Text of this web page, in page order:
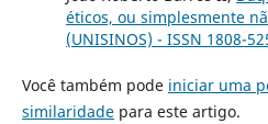
éticos, ou simplesmente
(UNISINOS) - ISSN 1808-
Você também pode iniciar uma
similaridadepara este artigo.